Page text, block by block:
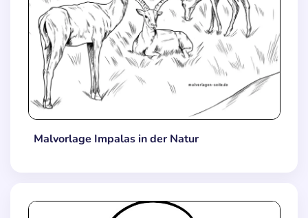
Malvorlage Impalas in der Natur